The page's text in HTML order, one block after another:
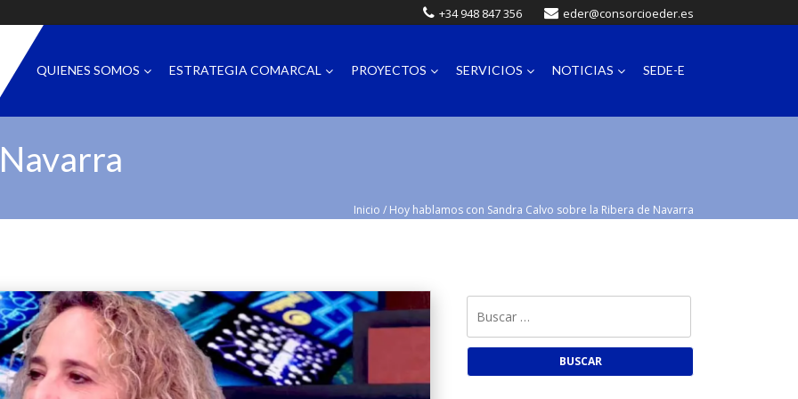
+34 948 847 356 eder@consorcioeder.es
QUIENES SOMOS ESTRATEGIA COMARCAL PROYECTOS SERVICIOS NOTICIAS SEDE-E
Inicio / Hoy hablamos con Sandra Calvo sobre la Ribera de Navarra